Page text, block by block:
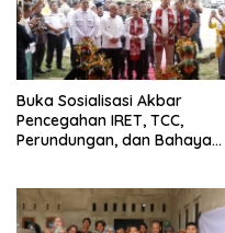
Buka Sosialisasi Akbar
Pencegahan IRET, TCC,
Perundungan, dan Bahaya
bisa jaga diri, 60% masa
depan sudah ada di tangan”